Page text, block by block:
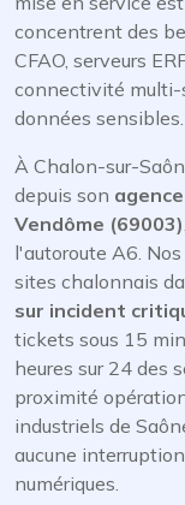
concentrent des
CFAO, serveurs
connectivité multi-
données sensibles.
À Chalon-sur-
depuis son
Vendôme (69003)
l'autoroute A6.
sites chalonnais
sur incident
tickets sous 15
heures sur 24 des
proximité
industriels de
aucune
numériques.